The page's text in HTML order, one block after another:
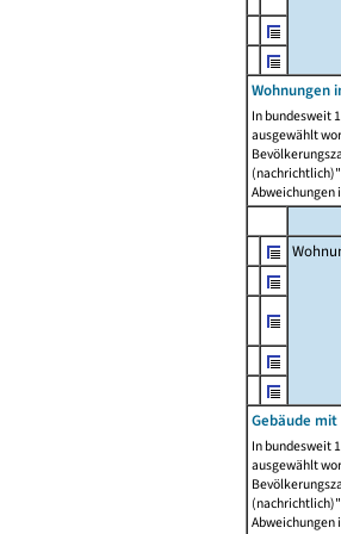
Wohnungen
In bundesweit
ausgewählt
Abweichungen
Gebäude
In bundesweit
ausgewählt
Abweichungen